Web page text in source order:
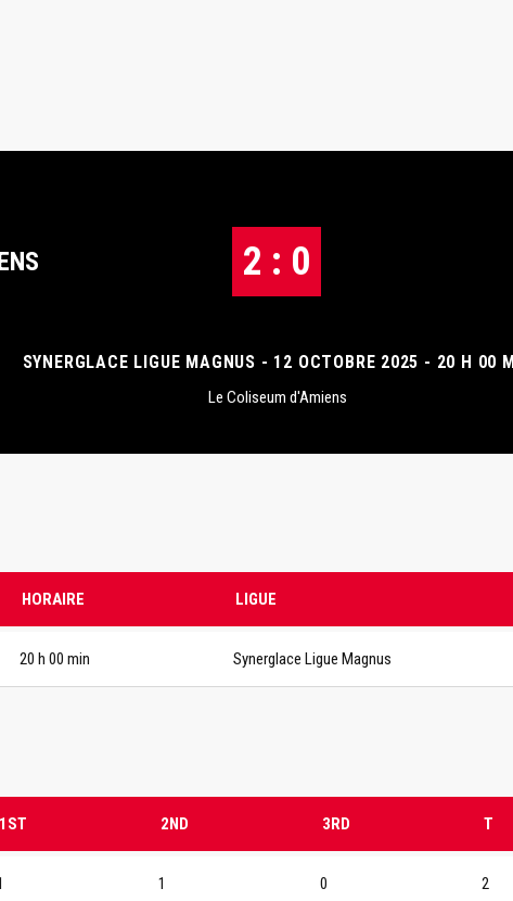
2 : 0
SYNERGLACE LIGUE MAGNUS - 12 OCTOBRE 2025 - 20 H 00
Le Coliseum d'Amiens
HORAIRE LIGUE
20 h 00 min Synerglace Ligue Magnus
1ST 2ND 3RD T
1 0 2